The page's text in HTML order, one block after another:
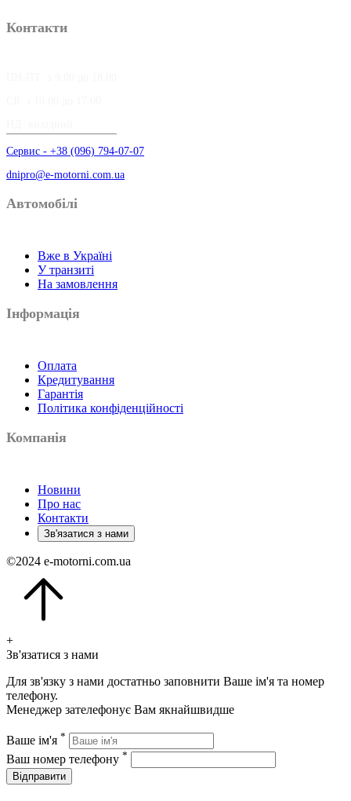
Контакти
Сервис - +38 (096) 794-07-07
dnipro@e-motorni.com.ua
Автомобілі
Вже в Україні
У транзиті
На замовлення
Інформація
Оплата
Кредитування
Гарантія
Політика конфіденційності
Компанія
Новини
Про нас
Контакти
Зв'язатися з нами
©2024 e-motorni.com.ua
+
Зв'язатися з нами
Для зв'язку з нами достатньо заповнити Ваше ім'я та номер
телефону.
Менеджер зателефонує Вам якнайшвидше
Ваше ім'я *
Ваш номер телефону *
Відправити